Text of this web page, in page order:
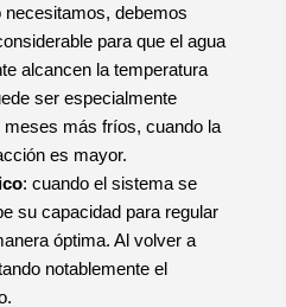
necesitamos, debemos
para que el agua
alcancen la temperatura
ser especialmente
meses más fríos, cuando la
es mayor.
: cuando el sistema se
su capacidad para regular
óptima. Al volver a
notablemente el